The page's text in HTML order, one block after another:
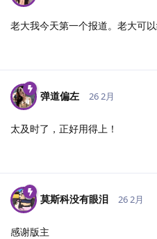
老大我今天第一个报道。老大可
弹道偏左 26 2月
太及时了，正好用得上！
莫斯科没有眼泪 26 2月
感谢版主